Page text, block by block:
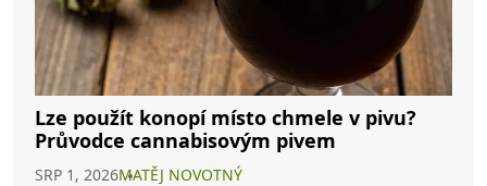
Lze použít konopí místo chmele v pivu?
Průvodce cannabisovým pivem
SRP 1, 2026MATĚJ NOVOTNÝ